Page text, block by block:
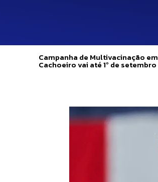
Campanha de Multivacinação em
Cachoeiro vai até 1º de setembro